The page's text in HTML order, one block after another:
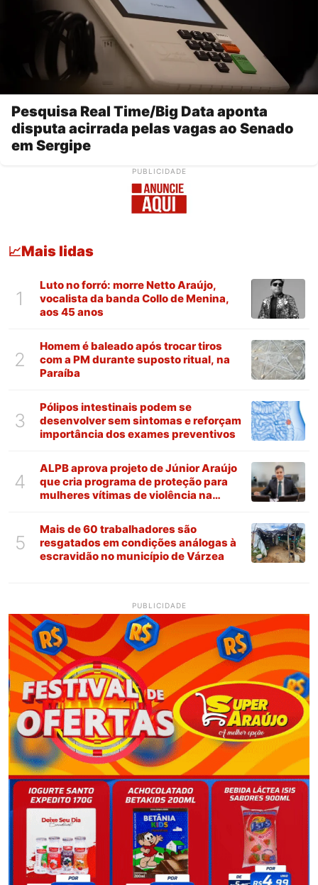
Pesquisa Real Time/Big Data aponta
disputa acirrada pelas vagas ao Senado
em Sergipe
PUBLICIDADE
📈Mais lidas
1
Luto no forró: morre Netto Araújo,
vocalista da banda Collo de Menina,
aos 45 anos
2
Homem é baleado após trocar tiros
com a PM durante suposto ritual, na
Paraíba
3
Pólipos intestinais podem se
desenvolver sem sintomas e reforçam
importância dos exames preventivos
4
ALPB aprova projeto de Júnior Araújo
que cria programa de proteção para
mulheres vítimas de violência na
5
Mais de 60 trabalhadores são
resgatados em condições análogas à
escravidão no município de Várzea
PUBLICIDADE